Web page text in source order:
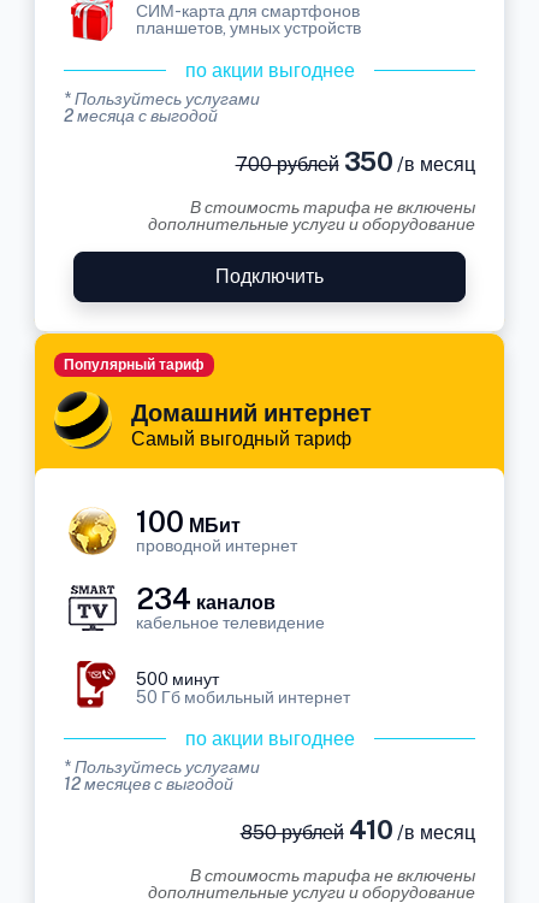
СИМ-карта для смартфонов
планшетов, умных устройств
по акции выгоднее
* Пользуйтесь услугами
2 месяца с выгодой
700 рублей350 /в месяц
В стоимость тарифа не включены
дополнительные услуги и оборудование
Подключить
Домашний интернет
Самый выгодный тариф
Популярный тариф
100 МБит
проводной интернет
234 каналов
кабельное телевидение
500 минут
50 Гб мобильный интернет
по акции выгоднее
* Пользуйтесь услугами
12 месяцев с выгодой
850 рублей410 /в месяц
В стоимость тарифа не включены
дополнительные услуги и оборудование